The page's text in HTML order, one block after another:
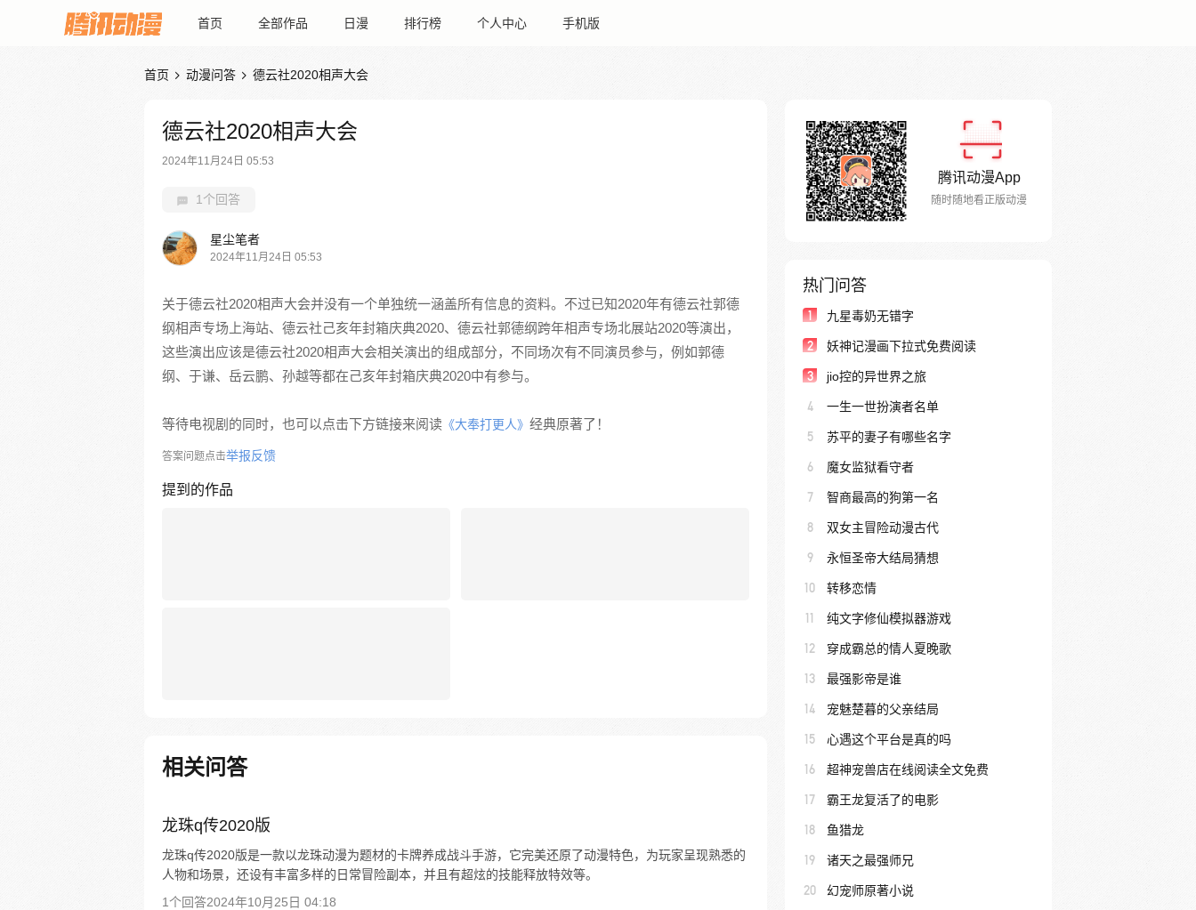
首页 全部作品 日漫 排行榜 个人中心 手机版
首页  动漫问答  德云社2020相声大会
德云社2020相声大会
2024年11月24日 05:53
1个回答
星尘笔者
2024年11月24日 05:53
关于德云社2020相声大会并没有一个单独统一涵盖所有信息的资料。不过已知2020年有德云社郭德
纲相声专场上海站、德云社己亥年封箱庆典2020、德云社郭德纲跨年相声专场北展站2020等演出，
这些演出应该是德云社2020相声大会相关演出的组成部分，不同场次有不同演员参与，例如郭德
纲、于谦、岳云鹏、孙越等都在己亥年封箱庆典2020中有参与。
等待电视剧的同时，也可以点击下方链接来阅读 《大奉打更人》 经典原著了！
答案问题点击举报反馈
提到的作品
相关问答
龙珠q传2020版
龙珠q传2020版是一款以龙珠动漫为题材的卡牌养成战斗手游，它完美还原了动漫特色，为玩家呈现熟悉的
人物和场景，还设有丰富多样的日常冒险副本，并且有超炫的技能释放特效等。
1个回答2024年10月25日 04:18
腾讯动漫App
随时随地看正版动漫
热门问答
1 九星毒奶无错字
2 妖神记漫画下拉式免费阅读
3 jio控的异世界之旅
4 一生一世扮演者名单
5 苏平的妻子有哪些名字
6 魔女监狱看守者
7 智商最高的狗第一名
8 双女主冒险动漫古代
9 永恒圣帝大结局猜想
10 转移恋情
11 纯文字修仙模拟器游戏
12 穿成霸总的情人夏晚歌
13 最强影帝是谁
14 宠魅楚暮的父亲结局
15 心遇这个平台是真的吗
16 超神宠兽店在线阅读全文免费
17 霸王龙复活了的电影
18 鱼猎龙
19 诸天之最强师兄
20 幻宠师原著小说